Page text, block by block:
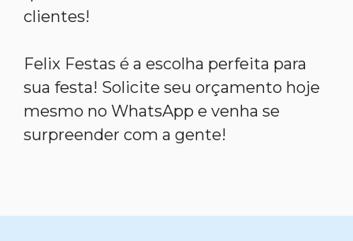
clientes!
Felix Festas é a escolha perfeita para
sua festa! Solicite seu orçamento hoje
mesmo no WhatsApp e venha se
surpreender com a gente!